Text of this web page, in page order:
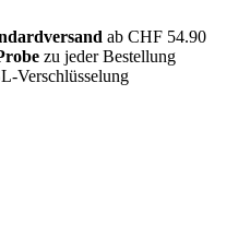
ab CHF 54.90
zu jeder Bestellung
Verschlüsselung